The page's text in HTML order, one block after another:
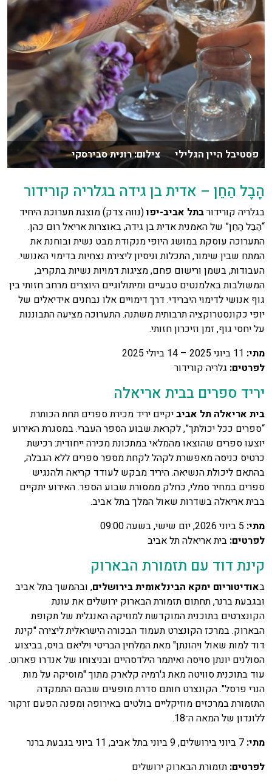
פסטיבל היין הגלילי צילום: רונית סבירסקי
הֶבֶל הַחֵן – אדית בן גידה בגלריה קורידור
בגלריה קורידורבתל אביב-יפו(נווה צדק) מוצגת תערוכת היחיד
“הֶבֶל הַחֵן” של האמנית אדית בן גידה, באוצרות אריאל רום כהן.
התערוכה עוסקת במושג היופי מנקודת מבט נשית ובוחנת את
המתח שבין שימור, התכלות וניסיון ליצירת נצחיות בדימוי האנושי.
העבודות, בשמן ורישום פחם, מציגות דמויות נשיות בתקריב,
המשולבות באלמנטים טבעיים ומיתולוגיים היוצרים מרחב חזותי בין
גוף אנושי לדימוי היברידי. דרך דימויים אלו נבחנים אידיאלים של
יופי כקונסטרוקציה תרבותית משתנה. התערוכה מציעה התבוננות
על יחסי גוף, זמן וזיכרון חזותי.
מתי:
לפרטים: גלריה קורידור
יריד ספרים בבית אריאלה
בית אריאלה תל אביביקיים יריד מכירת ספרים תחת הכותרת
“ספרים ככל יכולתך”, לקראת שבוע הספר העברי. במסגרת האירוע
יוצעו ספרים שהוצאו מהמלאי במתכונת מכירה ייחודית: רכישת
כרטיס כניסה מאפשרת לקהל לקחת מספר ספרים ללא הגבלה,
בהתאם ליכולת הנשיאה. היריד מבקש לעודד קריאה ולהנגיש
ספרים במחיר סמלי, כחלק ממסורת שבוע הספר. האירוע יתקיים
בבית אריאלה בשדרות שאול המלך בתל אביב.
מתי:
לפרטים: בית אריאלה תל אביב
קינת דוד עם תזמורת הבארוק
באודיטוריום ימקא הבינלאומית בירושלים, ובהמשך בתל אביב
ובגבעת ברנר, תחתום תזמורת הבארוק ירושלים את עונת
הקונצרטים בתוכנית המוקדשת למוזיקה האנגלית של תקופת
הבארוק. במרכז הקונצרט תעמוד הבכורה הישראלית ליצירה "קינת
דוד למות שאול ויהונתן" מאת המלחין הבריטי ויליאם בויס, בביצוע
הסולנים יונתן סויסה ואיתמר הילדסהיים ובניצוחו של אנדרו פארוט.
עוד בתוכנית סוויטה מאת ג'רמיה קלארק מתוך "מוסיקה על מות
הנרי פרסל". הקונצרט חותם סדרת מופעים שבהם התמקדה
התזמורת במרכזים מוזיקליים בולטים באירופה ומפנה הפעם זרקור
ללונדון של המאה ה־18.
מתי:
לפרטים: תזמורת הבארוק ירושלים